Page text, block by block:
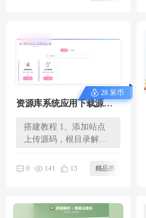
28 呆币
资源库系统应用下载源
码，带后台管理，手动添
加应用和下载链接
搭建教程 1、添加站点
上传源码，根目录解压
db/config.php 配...
0 141 13 精品类